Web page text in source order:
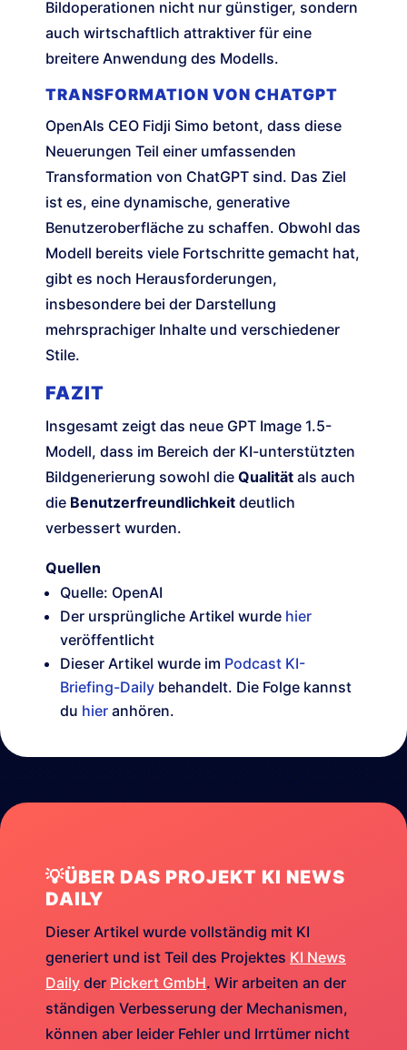
Bildoperationen nicht nur günstiger, sondern
auch wirtschaftlich attraktiver für eine
breitere Anwendung des Modells.
TRANSFORMATION VON CHATGPT
OpenAIs CEO Fidji Simo betont, dass diese
Neuerungen Teil einer umfassenden
Transformation von ChatGPT sind. Das Ziel
ist es, eine dynamische, generative
Benutzeroberfläche zu schaffen. Obwohl das
Modell bereits viele Fortschritte gemacht hat,
gibt es noch Herausforderungen,
insbesondere bei der Darstellung
mehrsprachiger Inhalte und verschiedener
Stile.
FAZIT
Insgesamt zeigt das neue GPT Image 1.5-
Modell, dass im Bereich der KI-unterstützten
Bildgenerierung sowohl die Qualität als auch
die Benutzerfreundlichkeit deutlich
verbessert wurden.
Quellen
Quelle: OpenAI
Der ursprüngliche Artikel wurde hier
veröffentlicht
Dieser Artikel wurde im Podcast KI-
Briefing-Daily behandelt. Die Folge kannst
du hier anhören.
💡ÜBER DAS PROJEKT KI NEWS
DAILY
Dieser Artikel wurde vollständig mit KI
generiert und ist Teil des Projektes KI News
Daily der Pickert GmbH. Wir arbeiten an der
ständigen Verbesserung der Mechanismen,
können aber leider Fehler und Irrtümer nicht